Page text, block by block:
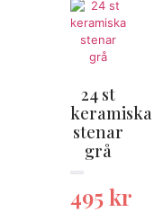
24 st
keramiska
stenar
grå
495kr